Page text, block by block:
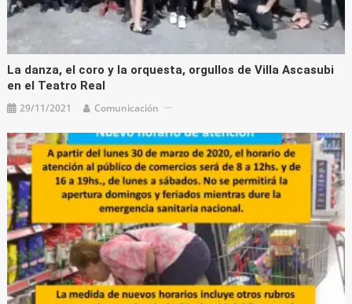
La danza, el coro y la orquesta, orgullos de Villa Ascasubi
en el Teatro Real
29/11/2021 Comunicación